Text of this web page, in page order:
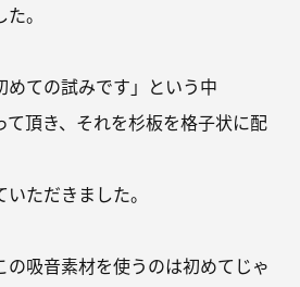
。
ての試みです」という中
て頂き、それを杉板を格子状に配
ただきました。
の吸音素材を使うのは初めてじゃ